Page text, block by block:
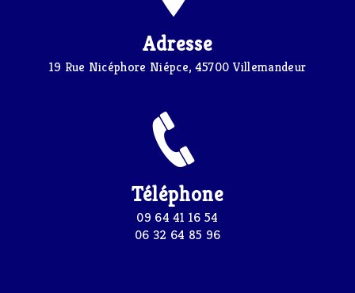
Adresse
19 Rue Nicéphore Niépce, 45700 Villemandeur
Téléphone
09 64 41 16 54
06 32 64 85 96